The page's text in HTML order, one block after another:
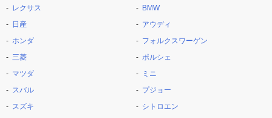
レクサス
日産
ホンダ
三菱
マツダ
スバル
スズキ
BMW
アウディ
フォルクスワーゲン
ポルシェ
ミニ
プジョー
シトロエン